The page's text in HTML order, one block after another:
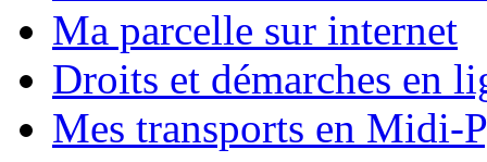
Ma parcelle sur internet
Droits et démarches en
Mes transports en Midi-